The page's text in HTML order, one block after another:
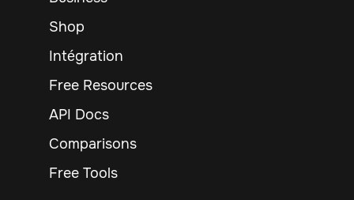
Shop
Intégration
Free Resources
API Docs
Comparisons
Free Tools